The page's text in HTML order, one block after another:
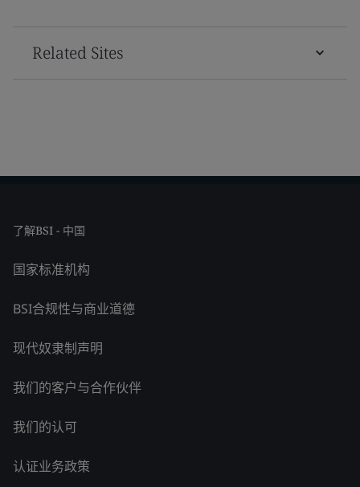
Related Sites
了解BSI - 中国
国家标准机构
BSI合规性与商业道德
现代奴隶制声明
我们的客户与合作伙伴
我们的认可
认证业务政策